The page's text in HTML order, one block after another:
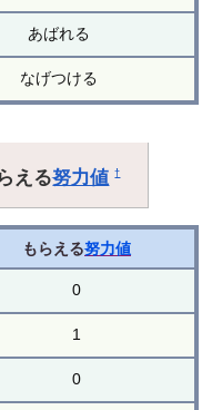
あばれる
なげつける
える努力値 †
もらえる努力値
0
1
0